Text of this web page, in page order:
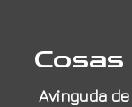
Cosas
Avinguda